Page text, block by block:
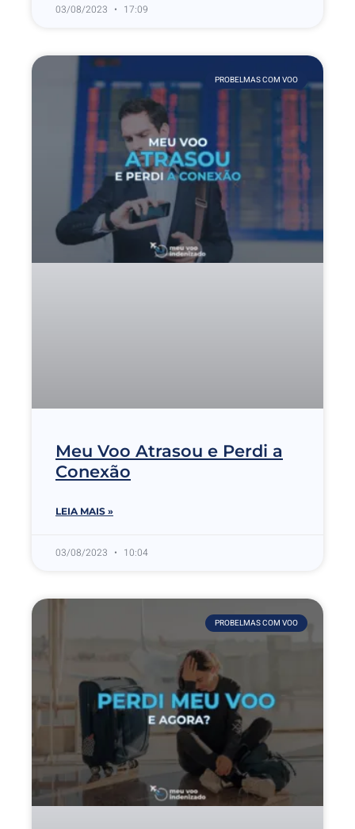
03/08/2023 17:09
PROBELMAS COM VOO
Meu Voo Atrasou e Perdi a
Conexão
LEIA MAIS »
03/08/2023 10:04
PROBELMAS COM VOO